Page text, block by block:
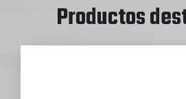
Productos